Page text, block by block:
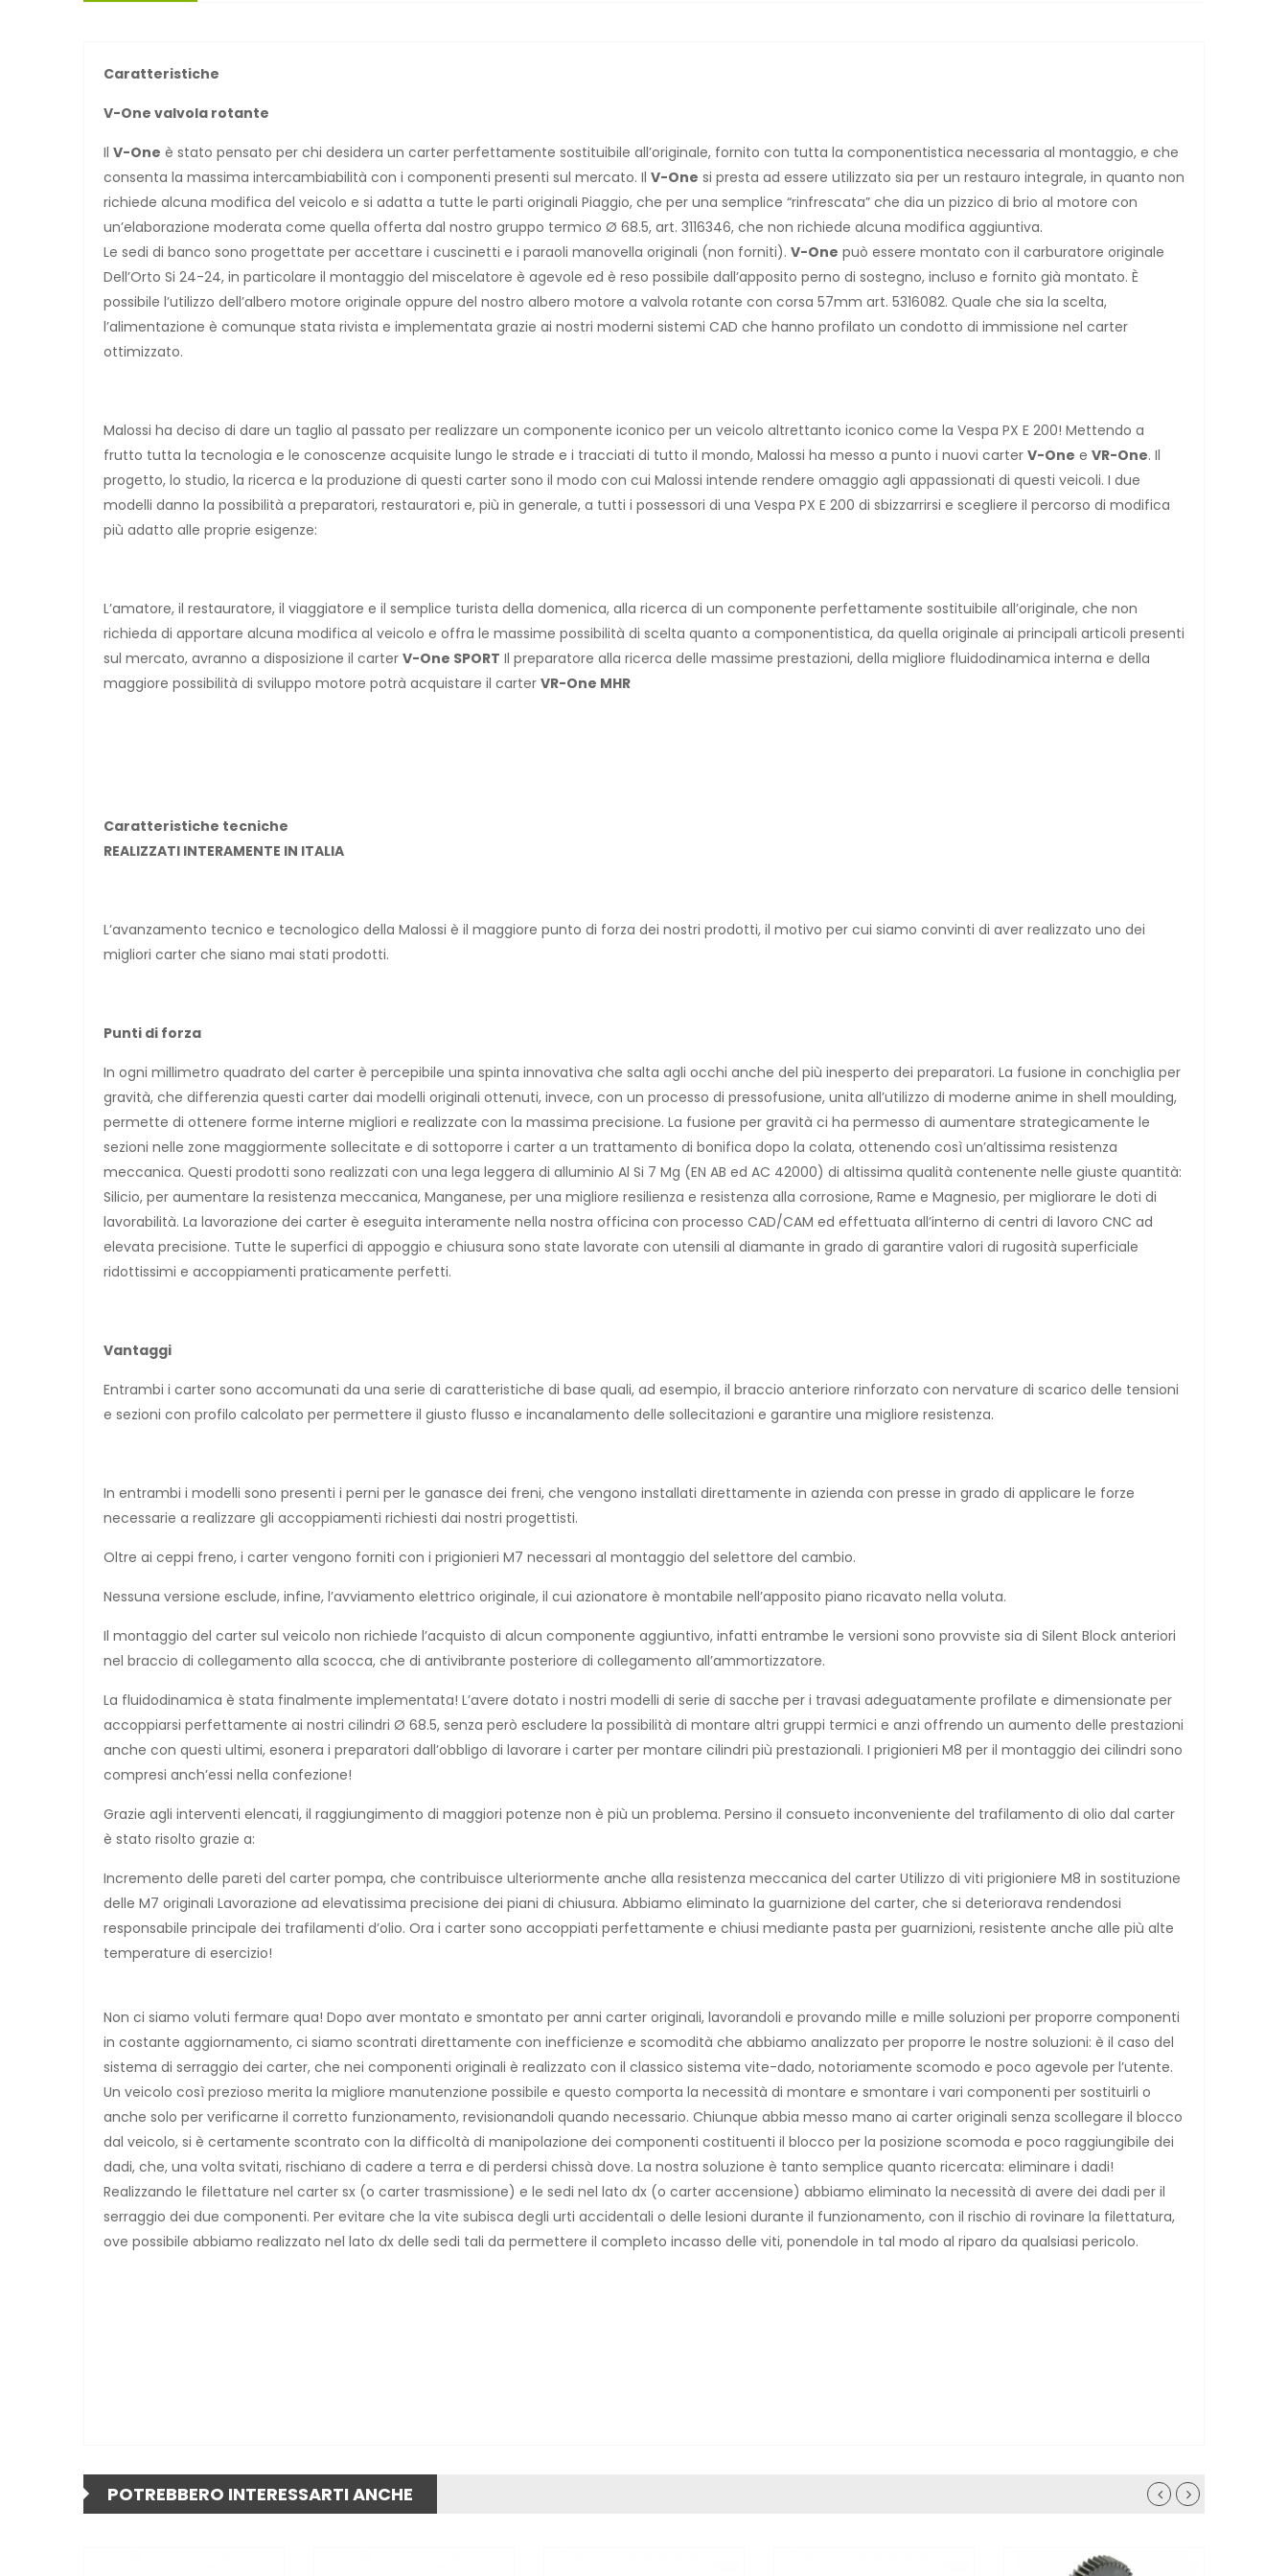
Caratteristiche
V-One valvola rotante
Il V-One è stato pensato per chi desidera un carter perfettamente sostituibile all’originale, fornito con tutta la componentistica necessaria al montaggio, e che
consenta la massima intercambiabilità con i componenti presenti sul mercato. Il V-One si presta ad essere utilizzato sia per un restauro integrale, in quanto non
richiede alcuna modifica del veicolo e si adatta a tutte le parti originali Piaggio, che per una semplice “rinfrescata” che dia un pizzico di brio al motore con
un’elaborazione moderata come quella offerta dal nostro gruppo termico Ø 68.5, art. 3116346, che non richiede alcuna modifica aggiuntiva.
Le sedi di banco sono progettate per accettare i cuscinetti e i paraoli manovella originali (non forniti). V-One può essere montato con il carburatore originale
Dell’Orto Si 24-24, in particolare il montaggio del miscelatore è agevole ed è reso possibile dall’apposito perno di sostegno, incluso e fornito già montato. È
possibile l’utilizzo dell’albero motore originale oppure del nostro albero motore a valvola rotante con corsa 57mm art. 5316082. Quale che sia la scelta,
l’alimentazione è comunque stata rivista e implementata grazie ai nostri moderni sistemi CAD che hanno profilato un condotto di immissione nel carter
ottimizzato.
Malossi ha deciso di dare un taglio al passato per realizzare un componente iconico per un veicolo altrettanto iconico come la Vespa PX E 200! Mettendo a
frutto tutta la tecnologia e le conoscenze acquisite lungo le strade e i tracciati di tutto il mondo, Malossi ha messo a punto i nuovi carter V-One e VR-One. Il
progetto, lo studio, la ricerca e la produzione di questi carter sono il modo con cui Malossi intende rendere omaggio agli appassionati di questi veicoli. I due
modelli danno la possibilità a preparatori, restauratori e, più in generale, a tutti i possessori di una Vespa PX E 200 di sbizzarrirsi e scegliere il percorso di modifica
più adatto alle proprie esigenze:
L’amatore, il restauratore, il viaggiatore e il semplice turista della domenica, alla ricerca di un componente perfettamente sostituibile all’originale, che non
richieda di apportare alcuna modifica al veicolo e offra le massime possibilità di scelta quanto a componentistica, da quella originale ai principali articoli presenti
sul mercato, avranno a disposizione il carter V-One SPORT Il preparatore alla ricerca delle massime prestazioni, della migliore fluidodinamica interna e della
maggiore possibilità di sviluppo motore potrà acquistare il carter VR-One MHR
Caratteristiche tecniche
REALIZZATI INTERAMENTE IN ITALIA
L’avanzamento tecnico e tecnologico della Malossi è il maggiore punto di forza dei nostri prodotti, il motivo per cui siamo convinti di aver realizzato uno dei
migliori carter che siano mai stati prodotti.
Punti di forza
In ogni millimetro quadrato del carter è percepibile una spinta innovativa che salta agli occhi anche del più inesperto dei preparatori. La fusione in conchiglia per
gravità, che differenzia questi carter dai modelli originali ottenuti, invece, con un processo di pressofusione, unita all’utilizzo di moderne anime in shell moulding,
permette di ottenere forme interne migliori e realizzate con la massima precisione. La fusione per gravità ci ha permesso di aumentare strategicamente le
sezioni nelle zone maggiormente sollecitate e di sottoporre i carter a un trattamento di bonifica dopo la colata, ottenendo così un’altissima resistenza
meccanica. Questi prodotti sono realizzati con una lega leggera di alluminio Al Si 7 Mg (EN AB ed AC 42000) di altissima qualità contenente nelle giuste quantità:
Silicio, per aumentare la resistenza meccanica, Manganese, per una migliore resilienza e resistenza alla corrosione, Rame e Magnesio, per migliorare le doti di
lavorabilità. La lavorazione dei carter è eseguita interamente nella nostra officina con processo CAD/CAM ed effettuata all’interno di centri di lavoro CNC ad
elevata precisione. Tutte le superfici di appoggio e chiusura sono state lavorate con utensili al diamante in grado di garantire valori di rugosità superficiale
ridottissimi e accoppiamenti praticamente perfetti.
Vantaggi
Entrambi i carter sono accomunati da una serie di caratteristiche di base quali, ad esempio, il braccio anteriore rinforzato con nervature di scarico delle tensioni
e sezioni con profilo calcolato per permettere il giusto flusso e incanalamento delle sollecitazioni e garantire una migliore resistenza.
In entrambi i modelli sono presenti i perni per le ganasce dei freni, che vengono installati direttamente in azienda con presse in grado di applicare le forze
necessarie a realizzare gli accoppiamenti richiesti dai nostri progettisti.
Oltre ai ceppi freno, i carter vengono forniti con i prigionieri M7 necessari al montaggio del selettore del cambio.
Nessuna versione esclude, infine, l’avviamento elettrico originale, il cui azionatore è montabile nell’apposito piano ricavato nella voluta.
Il montaggio del carter sul veicolo non richiede l’acquisto di alcun componente aggiuntivo, infatti entrambe le versioni sono provviste sia di Silent Block anteriori
nel braccio di collegamento alla scocca, che di antivibrante posteriore di collegamento all’ammortizzatore.
La fluidodinamica è stata finalmente implementata! L’avere dotato i nostri modelli di serie di sacche per i travasi adeguatamente profilate e dimensionate per
accoppiarsi perfettamente ai nostri cilindri Ø 68.5, senza però escludere la possibilità di montare altri gruppi termici e anzi offrendo un aumento delle prestazioni
anche con questi ultimi, esonera i preparatori dall’obbligo di lavorare i carter per montare cilindri più prestazionali. I prigionieri M8 per il montaggio dei cilindri sono
compresi anch’essi nella confezione!
Grazie agli interventi elencati, il raggiungimento di maggiori potenze non è più un problema. Persino il consueto inconveniente del trafilamento di olio dal carter
è stato risolto grazie a:
Incremento delle pareti del carter pompa, che contribuisce ulteriormente anche alla resistenza meccanica del carter Utilizzo di viti prigioniere M8 in sostituzione
delle M7 originali Lavorazione ad elevatissima precisione dei piani di chiusura. Abbiamo eliminato la guarnizione del carter, che si deteriorava rendendosi
responsabile principale dei trafilamenti d’olio. Ora i carter sono accoppiati perfettamente e chiusi mediante pasta per guarnizioni, resistente anche alle più alte
temperature di esercizio!
Non ci siamo voluti fermare qua! Dopo aver montato e smontato per anni carter originali, lavorandoli e provando mille e mille soluzioni per proporre componenti
in costante aggiornamento, ci siamo scontrati direttamente con inefficienze e scomodità che abbiamo analizzato per proporre le nostre soluzioni: è il caso del
sistema di serraggio dei carter, che nei componenti originali è realizzato con il classico sistema vite-dado, notoriamente scomodo e poco agevole per l’utente.
Un veicolo così prezioso merita la migliore manutenzione possibile e questo comporta la necessità di montare e smontare i vari componenti per sostituirli o
anche solo per verificarne il corretto funzionamento, revisionandoli quando necessario. Chiunque abbia messo mano ai carter originali senza scollegare il blocco
dal veicolo, si è certamente scontrato con la difficoltà di manipolazione dei componenti costituenti il blocco per la posizione scomoda e poco raggiungibile dei
dadi, che, una volta svitati, rischiano di cadere a terra e di perdersi chissà dove. La nostra soluzione è tanto semplice quanto ricercata: eliminare i dadi!
Realizzando le filettature nel carter sx (o carter trasmissione) e le sedi nel lato dx (o carter accensione) abbiamo eliminato la necessità di avere dei dadi per il
serraggio dei due componenti. Per evitare che la vite subisca degli urti accidentali o delle lesioni durante il funzionamento, con il rischio di rovinare la filettatura,
ove possibile abbiamo realizzato nel lato dx delle sedi tali da permettere il completo incasso delle viti, ponendole in tal modo al riparo da qualsiasi pericolo.
POTREBBERO INTERESSARTI ANCHE